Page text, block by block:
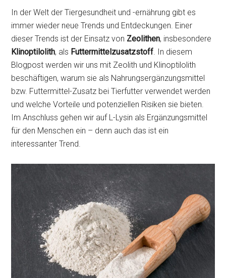
In der Welt der Tiergesundheit und -ernährung gibt es
immer wieder neue Trends und Entdeckungen. Einer
dieser Trends ist der Einsatz von Zeolithen, insbesondere
Klinoptilolith, als Futtermittelzusatzstoff. In diesem
Blogpost werden wir uns mit Zeolith und Klinoptilolith
beschäftigen, warum sie als Nahrungsergänzungsmittel
bzw. Futtermittel-Zusatz bei Tierfutter verwendet werden
und welche Vorteile und potenziellen Risiken sie bieten.
Im Anschluss gehen wir auf L-Lysin als Ergänzungsmittel
für den Menschen ein – denn auch das ist ein
interessanter Trend.